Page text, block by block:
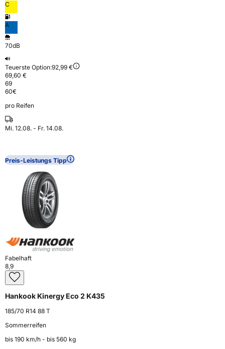
C
A
70dB
Teuerste Option:92,99 €
69,60 €
69
60€
pro Reifen
Mi. 12.08. - Fr. 14.08.
Preis-Leistungs Tipp
Fabelhaft
8,9
Hankook Kinergy Eco 2 K435
185/70 R14 88 T
Sommerreifen
bis 190 km⁠/⁠h - bis 560 kg